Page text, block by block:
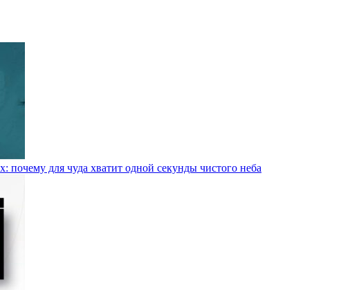
почему для чуда хватит одной секунды чистого неба